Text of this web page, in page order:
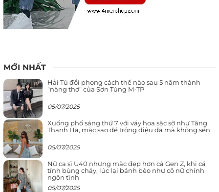
MỚI NHẤT
Hải Tú đổi phong cách thế nào sau 5 năm thành
“nàng thơ” của Sơn Tùng M-TP
05/07/2025
Xuống phố sáng thứ 7 với váy hoa sặc sỡ như Tăng
Thanh Hà, mặc sao để trông điệu đà mà không sến
05/07/2025
Nữ ca sĩ U40 nhưng mặc đẹp hơn cả Gen Z, khi cá
tính bùng cháy, lúc lại bánh bèo như cô nữ chính
ngôn tình
05/07/2025